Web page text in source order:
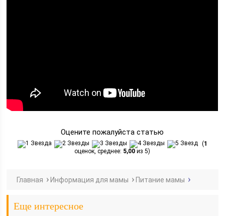
Оцените пожалуйста статью
(1
оценок, среднее: 5,00 из 5)
Главная Информация для мамы Питание мамы
Еще интересное